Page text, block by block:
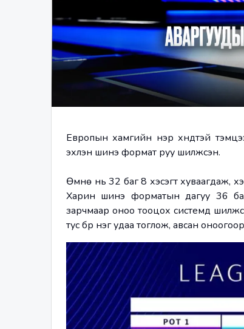
Европын хамгийн нэр хүндтэй
эхлэн шинэ формат руу шилжсэн.
Өмнө нь 32 баг 8 хэсэгт хуваагдаж,
Харин шинэ форматын дагуу 36
зарчмаар оноо тооцох системд
тус бүр нэг удаа тоглож, авсан